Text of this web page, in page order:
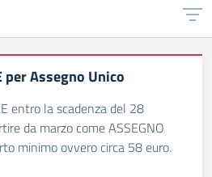
Assegno Unico
entro la scadenza del 28
da marzo come ASSEGNO
minimo ovvero circa 58 euro.